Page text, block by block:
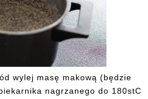
wylej masę makową (będzie
nagrzanego do 180stC